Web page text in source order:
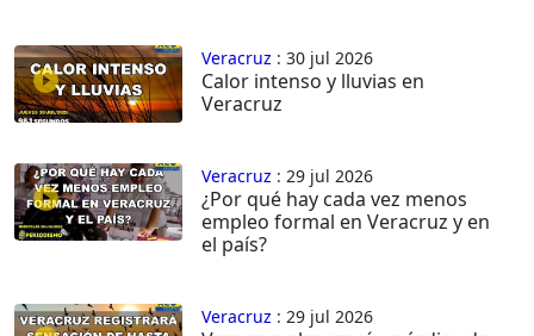
Veracruz : 30 jul 2026
Calor intenso y lluvias en
Veracruz
Veracruz : 29 jul 2026
¿Por qué hay cada vez menos
empleo formal en Veracruz y en
el país?
Veracruz : 29 jul 2026